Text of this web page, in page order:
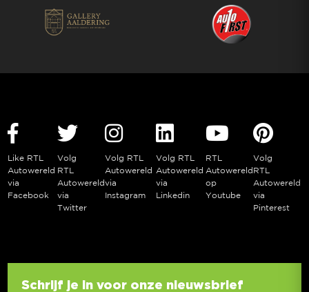
Like RTL
Autowereld
via
Facebook
Volg
RTL
Autowereld
via
Twitter
Volg RTL
Autowereld
via
Instagram
Volg RTL
Autowereld
via
Linkedin
RTL
Autowereld
op
Youtube
Volg
RTL
Autowereld
via
Pinterest
Schrijf je in voor onze nieuwsbrief